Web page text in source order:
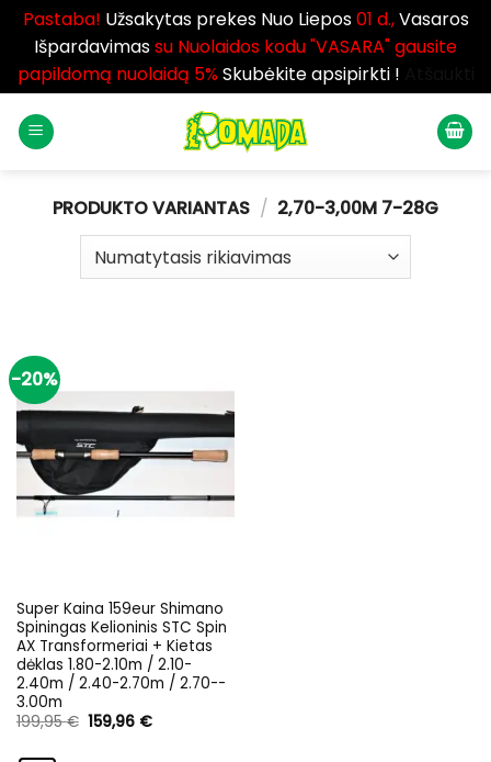
Pastaba! Užsakytas prekes Nuo Liepos01 d.,Vasaros
Išpardavimassu Nuolaidos kodu "VASARA" gausite
papildomą nuolaidą 5%Skubėkite apsipirkti !
PRODUKTO VARIANTAS / 2,70­-3,00M 7-­28G
-20%
Super Kaina 159eur Shimano
Spiningas Kelioninis STC Spin
AX Transformeriai + Kietas
dėklas 1.80-2.10m / 2.10-
2.40m / 2.40-2.70m / 2.70-­
3.00m
199,95€ Original
price
159,96 €Current